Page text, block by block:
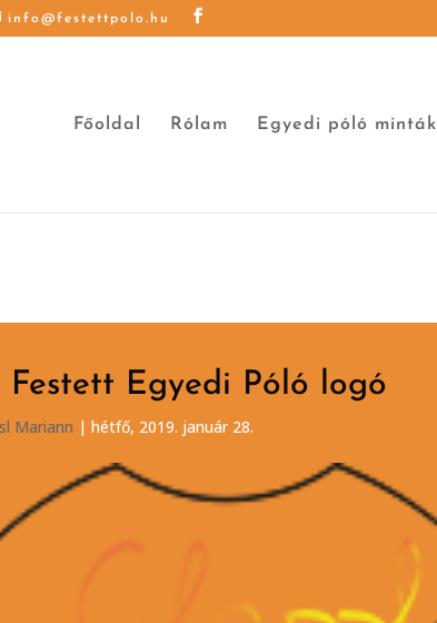
info@festettpolo.hu
Főoldal Rólam Egyedi póló minták
Festett Egyedi Póló logó
Mariann |hétfő, 2019. január 28.